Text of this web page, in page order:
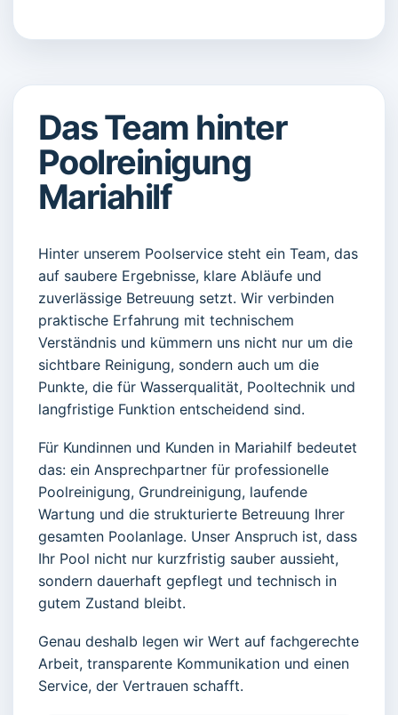
Das Team hinter
Poolreinigung
Mariahilf
Hinter unserem Poolservice steht ein Team, das
auf saubere Ergebnisse, klare Abläufe und
zuverlässige Betreuung setzt. Wir verbinden
praktische Erfahrung mit technischem
Verständnis und kümmern uns nicht nur um die
sichtbare Reinigung, sondern auch um die
Punkte, die für Wasserqualität, Pooltechnik und
langfristige Funktion entscheidend sind.
Für Kundinnen und Kunden in Mariahilf bedeutet
das: ein Ansprechpartner für professionelle
Poolreinigung, Grundreinigung, laufende
Wartung und die strukturierte Betreuung Ihrer
gesamten Poolanlage. Unser Anspruch ist, dass
Ihr Pool nicht nur kurzfristig sauber aussieht,
sondern dauerhaft gepflegt und technisch in
gutem Zustand bleibt.
Genau deshalb legen wir Wert auf fachgerechte
Arbeit, transparente Kommunikation und einen
Service, der Vertrauen schafft.